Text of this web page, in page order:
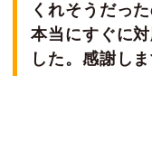
くれそうだっ
本当にすぐに
した。感謝しま